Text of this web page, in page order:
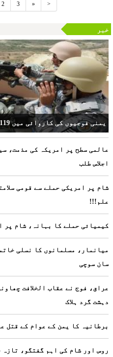
2 3 » >
خبر
یمنی فوجیوں کی کاروائی میں 119 سعودی فوجی ہلاک
عالمی سطح پر امریکہ کی مذمت،
اجلاس طلب
شام پر امریکی حملے سے قومی
علم!!!
کیمیائی حملے کا بہانہ، شام پر
میانمار، مسلمانوں کا نسلی
سان سوچی
عراق، فوج نے عقاب الخلافت
دہشت گرد ہلاک
برطانیہ کا یمن کے عوام کے قتل
روس اور شام کی اہم گفتگو، تازہ